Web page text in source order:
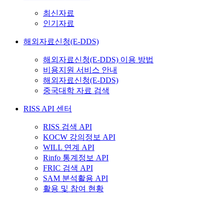
최신자료
인기자료
해외자료신청(E-DDS)
해외자료신청(E-DDS) 이용 방법
비용지원 서비스 안내
해외자료신청(E-DDS)
중국대학 자료 검색
RISS API 센터
RISS 검색 API
KOCW 강의정보 API
WILL 연계 API
Rinfo 통계정보 API
FRIC 검색 API
SAM 분석활용 API
활용 및 참여 현황